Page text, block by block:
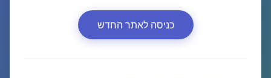
כניסה לאתר החדש